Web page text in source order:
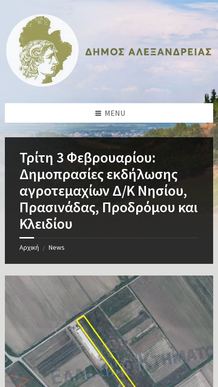
content
sidebar
sidebar
footer
MENU
Τρίτη 3 Φεβρουαρίου:
Δημοπρασίες εκδήλωσης
αγροτεμαχίων Δ/Κ Νησίου,
Πρασινάδας, Προδρόμου και
Κλειδίου
Αρχική / News